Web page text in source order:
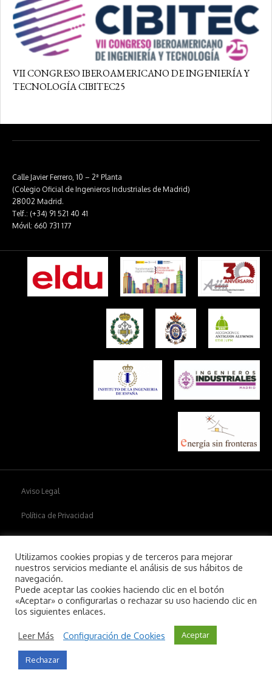
VII CONGRESO IBEROAMERICANO DE INGENIERÍA Y
TECNOLOGÍA CIBITEC25
Calle Javier Ferrero, 10 – 2ª Planta
(Colegio Oficial de Ingenieros Industriales de Madrid)
28002 Madrid.
Telf.: (+34) 91 521 40 41
Móvil: 660 731 177
Aviso Legal
Política de Privacidad
Copyright © 2026Aiim.
Utilizamos cookies propias y de terceros para mejorar
nuestros servicios mediante el análisis de sus hábitos de
navegación.
Puede aceptar las cookies haciendo clic en el botón
«Aceptar» o configurarlas o rechazar su uso haciendo clic en
los siguientes enlaces.
Leer Más Configuración de Cookies Aceptar
Rechazar